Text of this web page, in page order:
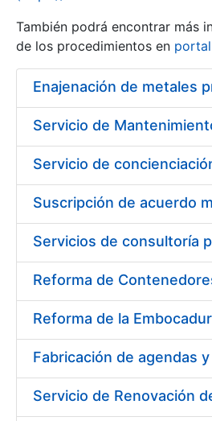
Erakutsi/Ezkutatu
También podrá encontrar más
de los procedimientos en